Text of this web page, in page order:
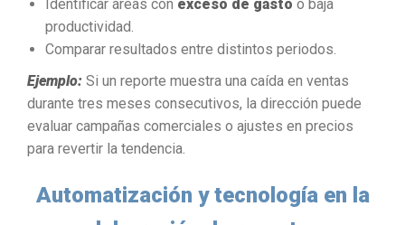
Identificar áreas con exceso de gasto o baja
productividad.
Comparar resultados entre distintos periodos.
Ejemplo: Si un reporte muestra una caída en ventas
durante tres meses consecutivos, la dirección puede
evaluar campañas comerciales o ajustes en precios
para revertir la tendencia.
Automatización y tecnología en la